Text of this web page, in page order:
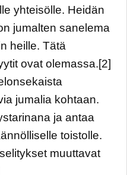
yhteisölle. Heidän
jumalten sanelema
heille. Tätä
ovat olemassa.[2]
jumalia kohtaan.
ja antaa
toistolle.
muuttavat